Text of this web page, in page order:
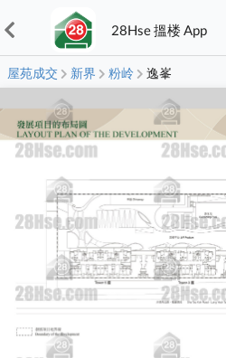
28Hse 搵楼 App
屋苑成交 新界 粉岭 逸峯